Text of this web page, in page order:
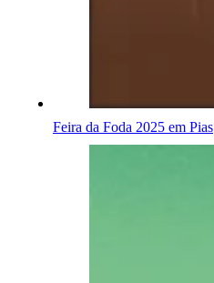
Feira da Foda 2025 em Pias